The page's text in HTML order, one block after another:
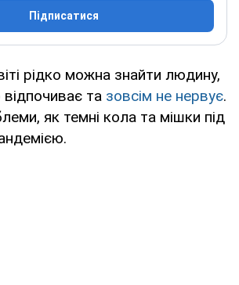
Підписатися
рідко можна знайти людину,
та зовсім не нервує.
як темні кола та мішки під